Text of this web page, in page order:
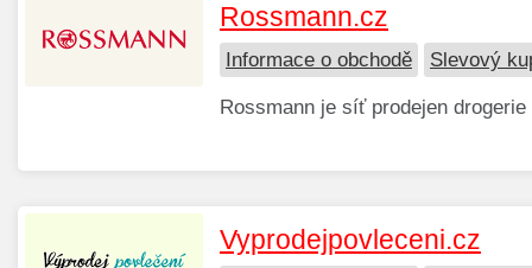
Rossmann.cz
Informace o obchodě Slevový
Rossmann je síť prodejen
Vyprodejpovleceni.cz